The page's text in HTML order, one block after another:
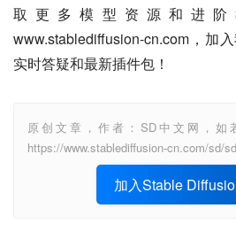
取更多模型资源和进
www.stablediffusion-cn.com，加
实时答疑和最新插件包！
原创文章，作者：SD中文网，如
https://www.stablediffusion-cn.com/sd/
加入Stable